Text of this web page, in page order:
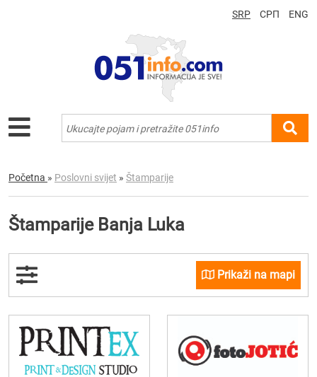
SRP СРП ENG
Početna » Poslovni svijet » Štamparije
Štamparije Banja Luka
Prikaži na mapi